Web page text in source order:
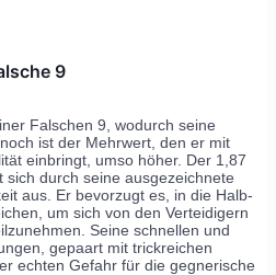
9
Falschen 9, wodurch seine
ist der Mehrwert, den er mit
einbringt, umso höher. Der 1,87
durch seine ausgezeichnete
aus. Er bevorzugt es, in die Halb-
um sich von den Verteidigern
Seine schnellen und
gepaart mit trickreichen
echten Gefahr für die gegnerische